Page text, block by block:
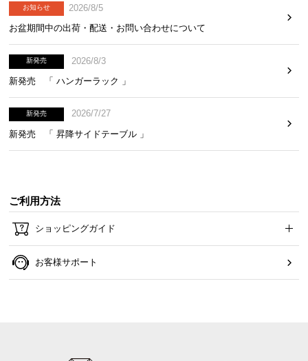
安定性を高めるサポート脚
ベッド中心部には木製の補強脚が付属。沈み込みを
抑え、安定感を高めてくれます。
お知らせ
2026/8/5
お盆期間中の出荷・配送・お問い合わせについて
新発売
2026/8/3
新発売 「 ハンガーラック 」
新発売
2026/7/27
新発売 「 昇降サイドテーブル 」
ご利用方法
ショッピングガイド
お客様サポート